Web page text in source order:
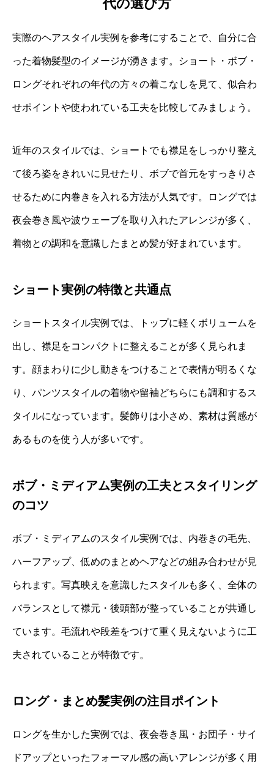
代の選び方
実際のヘアスタイル実例を参考にすることで、自分に合
った着物髪型のイメージが湧きます。ショート・ボブ・
ロングそれぞれの年代の方々の着こなしを見て、似合わ
せポイントや使われている工夫を比較してみましょう。
近年のスタイルでは、ショートでも襟足をしっかり整え
て後ろ姿をきれいに見せたり、ボブで首元をすっきりさ
せるために内巻きを入れる方法が人気です。ロングでは
夜会巻き風や波ウェーブを取り入れたアレンジが多く、
着物との調和を意識したまとめ髪が好まれています。
ショート実例の特徴と共通点
ショートスタイル実例では、トップに軽くボリュームを
出し、襟足をコンパクトに整えることが多く見られま
す。顔まわりに少し動きをつけることで表情が明るくな
り、パンツスタイルの着物や留袖どちらにも調和するス
タイルになっています。髪飾りは小さめ、素材は質感が
あるものを使う人が多いです。
ボブ・ミディアム実例の工夫とスタイリング
のコツ
ボブ・ミディアムのスタイル実例では、内巻きの毛先、
ハーフアップ、低めのまとめヘアなどの組み合わせが見
られます。写真映えを意識したスタイルも多く、全体の
バランスとして襟元・後頭部が整っていることが共通し
ています。毛流れや段差をつけて重く見えないように工
夫されていることが特徴です。
ロング・まとめ髪実例の注目ポイント
ロングを生かした実例では、夜会巻き風・お団子・サイ
ドアップといったフォーマル感の高いアレンジが多く用